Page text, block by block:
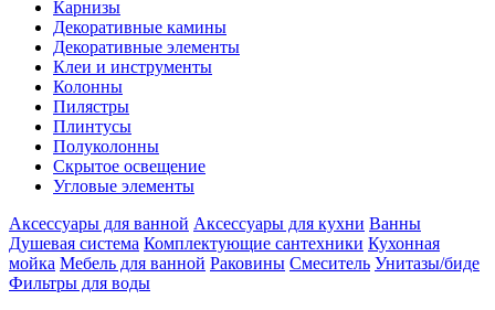
Карнизы
Декоративные камины
Декоративные элементы
Клеи и инструменты
Колонны
Пилястры
Плинтусы
Полуколонны
Скрытое освещение
Угловые элементы
Аксессуары для ванной Аксессуары для кухни Ванны
Душевая система Комплектующие сантехники Кухонная
мойка Мебель для ванной Раковины Смеситель Унитазы/биде
Фильтры для воды